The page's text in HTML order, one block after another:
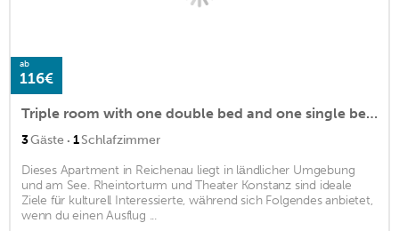
ab
116€
Triple room with one double bed and one single bed, shower/WC
3Gäste · 1Schlafzimmer
Dieses Apartment in Reichenau liegt in ländlicher Umgebung
und am See. Rheintorturm und Theater Konstanz sind ideale
Ziele für kulturell Interessierte, während sich Folgendes anbietet,
wenn du einen Ausflug ...